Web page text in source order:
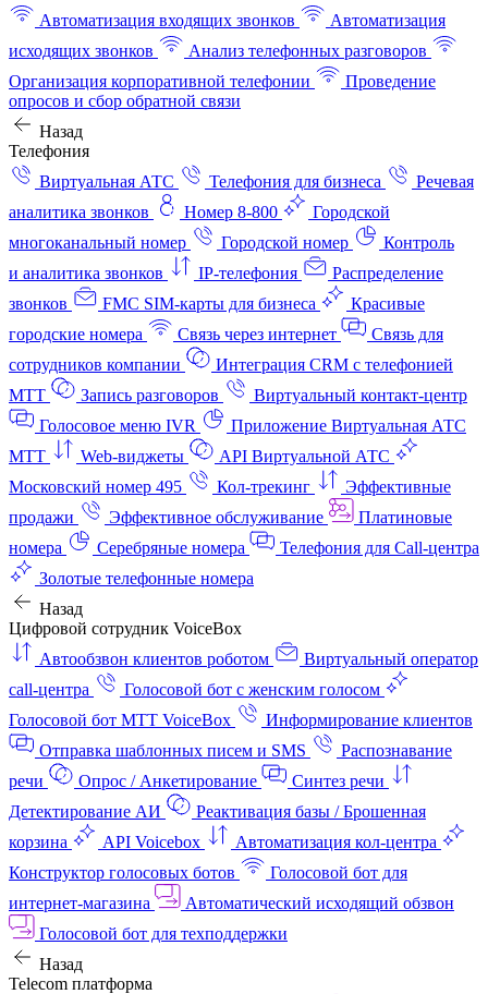
Автоматизация входящих звонков
Автоматизация
исходящих звонков
Анализ телефонных разговоров
Организация корпоративной телефонии
Проведение
опросов и сбор обратной связи
Назад
Телефония
Виртуальная АТС
Телефония для бизнеса
Речевая
аналитика звонков
Номер 8-800
Городской
многоканальный номер
Городской номер
Контроль
и аналитика звонков
IP-телефония
Распределение
звонков
FMC SIM-карты для бизнеса
Красивые
городские номера
Связь через интернет
Связь для
сотрудников компании
Интеграция CRM с телефонией
МТТ
Запись разговоров
Виртуальный контакт‑центр
Голосовое меню IVR
Приложение Виртуальная АТС
МТТ
Web-виджеты
API Виртуальной АТС
Московский номер 495
Кол-трекинг
Эффективные
продажи
Эффективное обслуживание
Платиновые
номера
Серебряные номера
Телефония для Call-центра
Золотые телефонные номера
Назад
Цифровой сотрудник VoiceBox
Автообзвон клиентов роботом
Виртуальный оператор
call-центра
Голосовой бот с женским голосом
Голосовой бот МТТ VoiceBox
Информирование клиентов
Отправка шаблонных писем и SMS
Распознавание
речи
Опрос / Анкетирование
Синтез речи
Детектирование АИ
Реактивация базы / Брошенная
корзина
API Voicebox
Автоматизация кол‑центра
Конструктор голосовых ботов
Голосовой бот для
интернет‑магазина
Автоматический исходящий обзвон
Голосовой бот для техподдержки
Назад
Telecom платформа